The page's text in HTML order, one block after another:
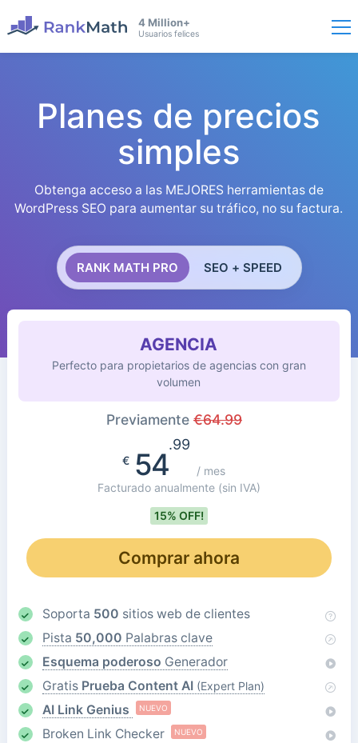
4 Million+
Usuarios felices
Planes de precios
simples
Obtenga acceso a las MEJORES herramientas de
WordPress SEO para aumentar su tráfico, no su factura.
RANK MATH PRO SEO + SPEED
AGENCIA
Perfecto para propietarios de agencias con gran
volumen
Previamente €64.99
€54
.99
/ mes
Facturado anualmente (sin IVA)
15% OFF!
Comprar ahora
Soporta 500 sitios web de clientes
Pista 50,000 Palabras clave
Esquema poderoso Generador
Gratis Prueba Content AI (Expert Plan)
AI Link Genius NUEVO
Broken Link Checker NUEVO